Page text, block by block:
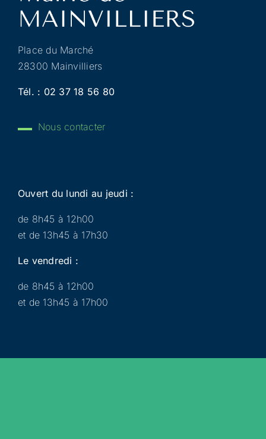
Place du Marché
28300 Mainvilliers
Tél. : 02 37 18 56 80
Nous contacter
Ouvert du lundi au jeudi :
de 8h45 à 12h00
et de 13h45 à 17h30
Le vendredi :
de 8h45 à 12h00
et de 13h45 à 17h00